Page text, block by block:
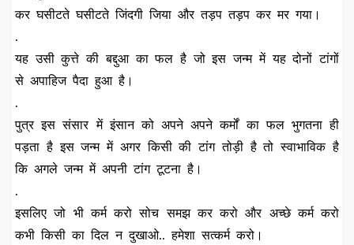
कर घसीटते घसीटते जिंदगी जिया और तड़प तड़प कर मर गया।
.
यह उसी कुत्ते की बद्दुआ का फल है जो इस जन्म में यह दोनों टांगों
से अपाहिज पैदा हुआ है।
.
पुत्र इस संसार में इंसान को अपने अपने कर्मों का फल भुगतना ही
पड़ता है इस जन्म में अगर किसी की टांग तोड़ी है तो स्वाभाविक है
कि अगले जन्म में अपनी टांग टूटना है।
.
इसलिए जो भी कर्म करो सोच समझ कर करो और अच्छे कर्म करो
कभी किसी का दिल न दुखाओ.. हमेशा सत्कर्म करो।